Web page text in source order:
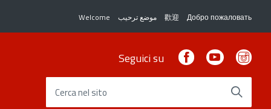
Welcome موضع ترحيب 歡迎 Добро пожаловать
Seguici su FacebookYoutube
Cerca nel sito